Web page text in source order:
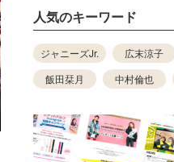
人気のキーワード
ジャニーズJr. 広末涼子
飯田栞月
中村倫也